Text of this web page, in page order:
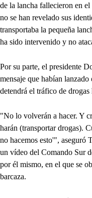
de la lancha fallecieron en
no se han revelado sus
transportaba la pequeña
ha sido intervenido y no
Por su parte, el presidente
mensaje que habían
detendrá el tráfico de drogas
"No lo volverán a hacer. Y
harán (transportar drogas).
no hacemos esto'", aseguró
un vídeo del Comando Sur
por él mismo, en el que se
barcaza.